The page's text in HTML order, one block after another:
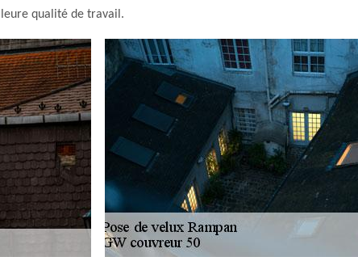
qualité de travail.